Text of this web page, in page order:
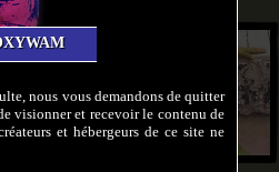
nous vous demandons de quitter
visionner et recevoir le contenu de
et hébergeurs de ce site ne